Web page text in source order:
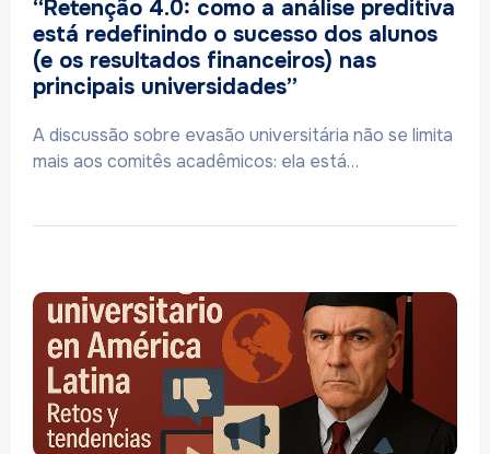
“Retenção 4.0: como a análise preditiva
está redefinindo o sucesso dos alunos
(e os resultados financeiros) nas
principais universidades”
A discussão sobre evasão universitária não se limita
mais aos comitês acadêmicos: ela está…